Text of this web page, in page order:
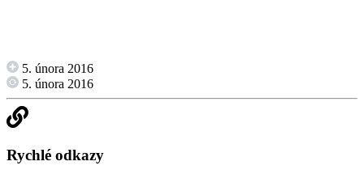
5. února 2016
5. února 2016
Rychlé odkazy